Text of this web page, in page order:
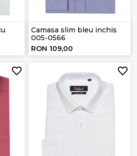
Camasa slim bleu inchis
005-0566
RON 109,00